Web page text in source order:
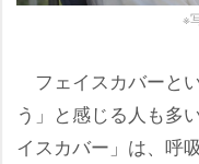
※
フェイスカバーと
う」と感じる人も多
イスカバー」は、